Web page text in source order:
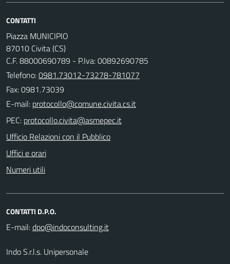
CONTATTI
Piazza MUNICIPIO
87010 Civita (CS)
C.F. 88000690789 - P.Iva: 00892690785
Telefono:0981.73012-73278-781077
Fax: 0981.73039
E-mail:
PEC:
Ufficio Relazioni con il Pubblico
Uffici e orari
Numeri utili
CONTATTI D.P.O.
E-mail:
Indo S.r.l.s. Unipersonale